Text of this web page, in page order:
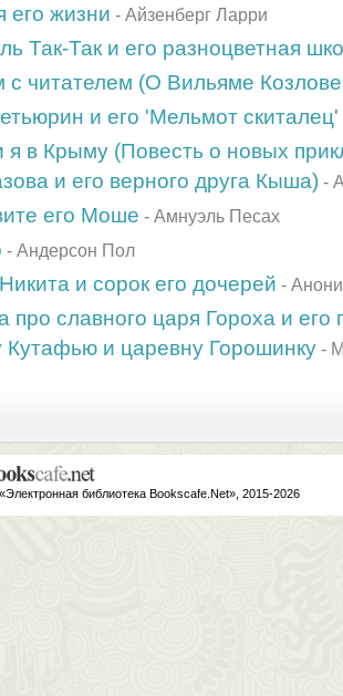
его жизни - Айзенберг Ларри
Так-Так и его разноцветная
с читателем (О Вильяме Козлове
и его 'Мельмот скиталец'
в Крыму (Повесть о новых
и его верного друга Кыша) -
его Моше - Амнуэль Песах
- Андерсон Пол
и сорок его дочерей -
про славного царя Гороха и
Кутафью и царевну Горошинку -
библиотека Bookscafe.Net», 2015-2026